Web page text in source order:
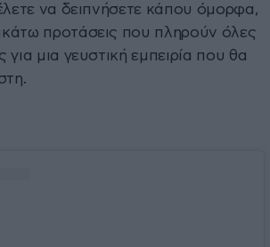
να δειπνήσετε κάπου όμορφα,
προτάσεις που πληρούν όλες
για μια γευστική εμπειρία που θα